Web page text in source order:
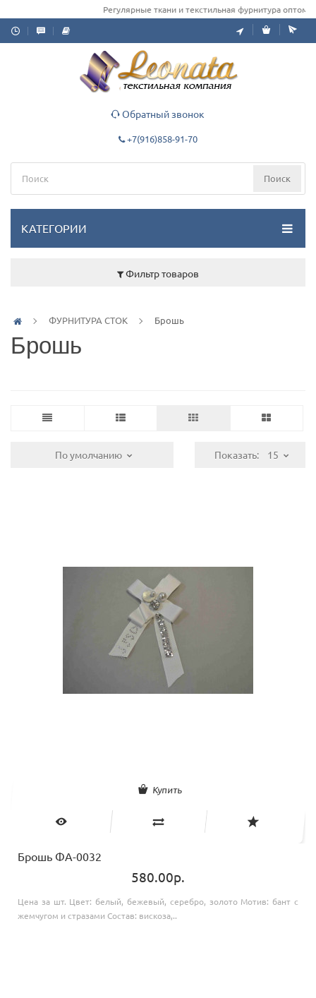
Регулярные ткани и текстильная фурнитура оптом
Обратный звонок
+7(916)858-91-70
Поиск
КАТЕГОРИИ
Фильтр товаров
ФУРНИТУРА СТОК Брошь
Брошь
По умолчанию Показать: 15
Купить
Брошь ФА-0032
580.00р.
Цена за шт. Цвет: белый, бежевый, серебро, золото Мотив: бант с
жемчугом и стразами Состав: вискоза,..